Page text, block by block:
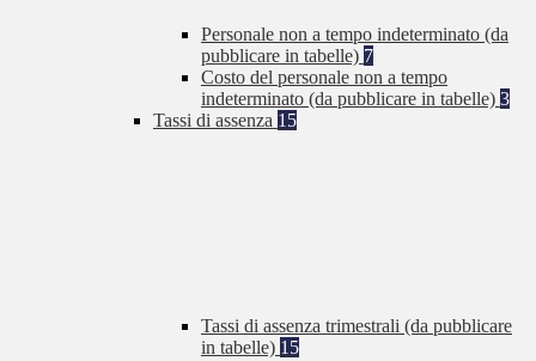
Personale non a tempo indeterminato (da
pubblicare in tabelle) 7
Costo del personale non a tempo
indeterminato (da pubblicare in tabelle) 3
Tassi di assenza 15
Tassi di assenza trimestrali (da pubblicare
in tabelle) 15